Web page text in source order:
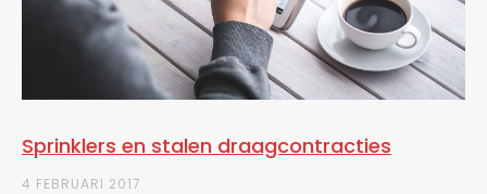
Sprinklers en stalen draagcontracties
4 FEBRUARI 2017